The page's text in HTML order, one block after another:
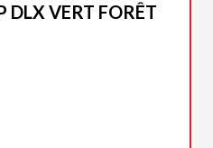
DLX VERT FORÊT